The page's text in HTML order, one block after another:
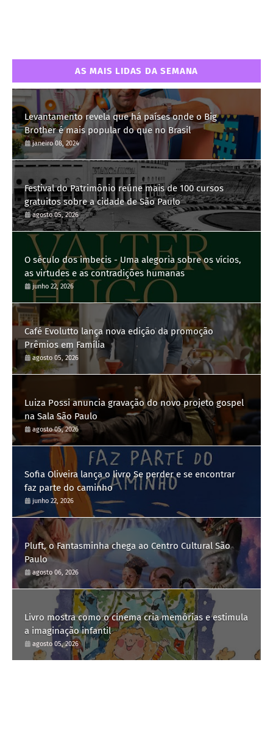
AS MAIS LIDAS DA SEMANA
Levantamento revela que há países onde o Big
Brother é mais popular do que no Brasil
janeiro 08, 2024
Festival do Patrimônio reúne mais de 100 cursos
gratuitos sobre a cidade de São Paulo
agosto 05, 2026
O século dos imbecis - Uma alegoria sobre os vícios,
as virtudes e as contradições humanas
junho 22, 2026
Café Evolutto lança nova edição da promoção
Prêmios em Família
agosto 05, 2026
Luiza Possi anuncia gravação do novo projeto gospel
na Sala São Paulo
agosto 05, 2026
Sofia Oliveira lança o livro Se perder e se encontrar
faz parte do caminho
junho 22, 2026
Pluft, o Fantasminha chega ao Centro Cultural São
Paulo
agosto 06, 2026
Livro mostra como o cinema cria memórias e estimula
a imaginação infantil
agosto 05, 2026